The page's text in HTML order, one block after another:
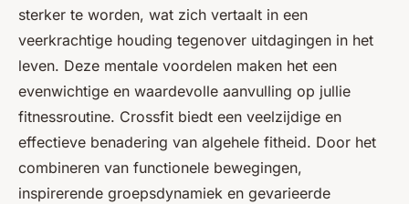
sterker te worden, wat zich vertaalt in een
veerkrachtige houding tegenover uitdagingen in het
leven. Deze mentale voordelen maken het een
evenwichtige en waardevolle aanvulling op jullie
fitnessroutine. Crossfit biedt een veelzijdige en
effectieve benadering van algehele fitheid. Door het
combineren van functionele bewegingen,
inspirerende groepsdynamiek en gevarieerde